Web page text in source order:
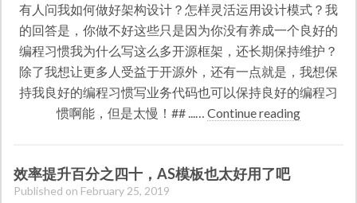
有人问我如何做好架构设计？怎样灵活运用设计模式？我
的回答是，你做不好这些只是因为你没有养成一个良好的
编程习惯我为什么写这么多开源框架，还长期保持维护？
除了我想让更多人受益于开源外，还有一点就是，我想保
持我良好的编程习惯写业务代码也可以保持良好的编程习
惯啊能，但是太慢！## ...… Continue reading
效率提升百分之四十，AS模板也太好用了吧
Published on February 25, 2019